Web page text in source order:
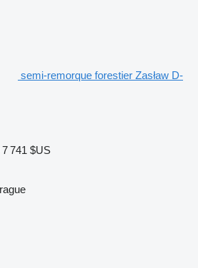
semi-remorque forestier Zasław D-
7 741 $US